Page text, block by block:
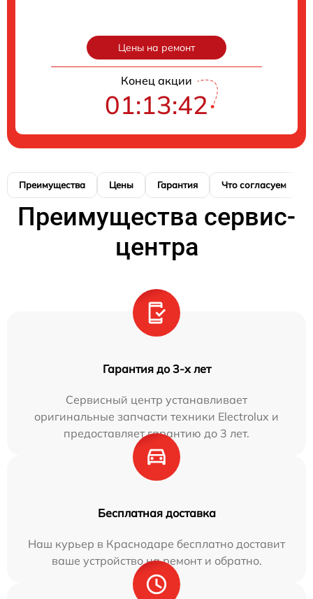
Цены на ремонт
Конец акции
01:13:41
Преимущества Цены Гарантия Что согласуем
Преимущества сервис-
центра
Гарантия до 3-х лет
Сервисный центр устанавливает
оригинальные запчасти техники Electrolux и
предоставляет гарантию до 3 лет.
Бесплатная доставка
Наш курьер в Краснодаре бесплатно доставит
ваше устройство на ремонт и обратно.